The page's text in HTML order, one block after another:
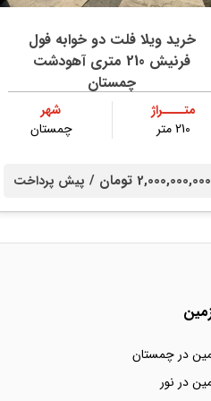
خرید ویلا فلت دو خوابه فول
فرنیش 210 متری آهودشت
چمستان
متــــراژ
210 متر
شهر
چمستان
2,000,000,000 تومان / پیش پرداخت
در چمستان
در نور